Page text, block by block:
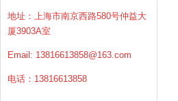
地址：上海市南京西路580号仲益大
厦3903A室
Email: 13816613858@163.com
电话：13816613858